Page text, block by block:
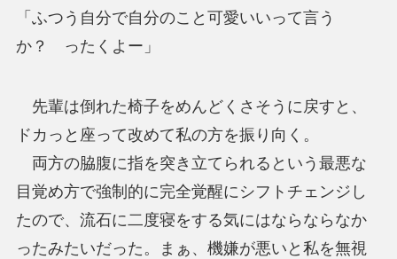
「ふつう自分で自分のこと可愛いいって言う
か？ ったくよー」
先輩は倒れた椅子をめんどくさそうに戻すと、
ドカっと座って改めて私の方を振り向く。
両方の脇腹に指を突き立てられるという最悪な
目覚め方で強制的に完全覚醒にシフトチェンジし
たので、流石に二度寝をする気にはならならなか
ったみたいだった。まぁ、機嫌が悪いと私を無視